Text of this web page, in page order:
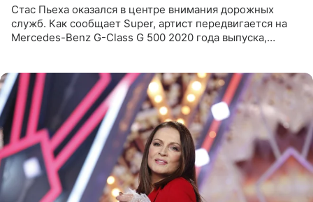
Стас Пьеха оказался в центре внимания дорожных
служб. Как сообщает Super, артист передвигается на
Mercedes-Benz G-Class G 500 2020 года выпуска,